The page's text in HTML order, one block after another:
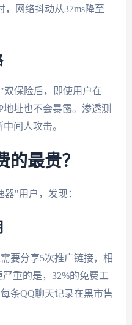
，网络抖动从37ms降至
保险后，即使用户在
地址也不会暴露。渗透测
间人攻击。
的最贵？
"用户，发现：
要分享5次推广链接，相
重的是，32%的免费工
条QQ聊天记录在黑市售